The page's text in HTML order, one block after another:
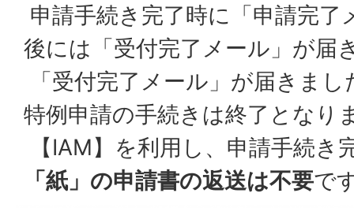
申請手続き完了時に「申請完了
後には「受付完了メール」が届
「受付完了メール」が届きま
特例申請の手続きは終了となり
【IAM】を利用し、申請手続き
「紙」の申請書の返送は不要で